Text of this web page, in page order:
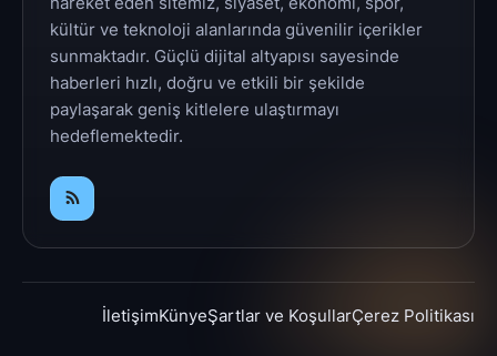
kültür ve teknoloji alanlarında güvenilir içerikler
sunmaktadır. Güçlü dijital altyapısı sayesinde
haberleri hızlı, doğru ve etkili bir şekilde
paylaşarak geniş kitlelere ulaştırmayı
hedeflemektedir.
İletişimKünyeŞartlar ve KoşullarÇerez Politikası